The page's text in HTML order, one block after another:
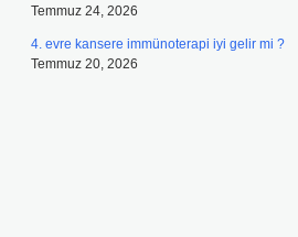
Temmuz 24, 2026
4. evre kansere immünoterapi iyi gelir mi ?
Temmuz 20, 2026